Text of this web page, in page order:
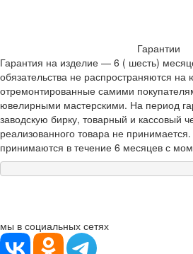
Гарантии
Гарантия на изделие — 6 ( шесть)
обязательства не распространяются
отремонтированные самими
ювелирными мастерскими. На период
заводскую бирку, товарный и кассовый
реализованного товара не
принимаются в течение 6 месяцев с
мы в социальных сетях